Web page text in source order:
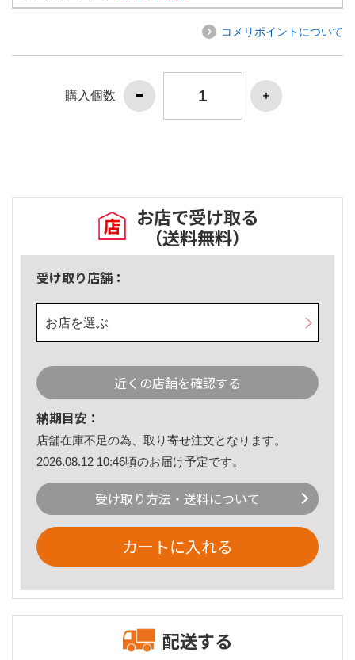
コメリポイントについて
購入個数
お店で受け取る
（送料無料）
受け取り店舗：
お店を選ぶ
近くの店舗を確認する
納期目安：
店舗在庫不足の為、取り寄せ注文となります。
2026.08.12 10:46頃のお届け予定です。
受け取り方法・送料について
カートに入れる
配送する